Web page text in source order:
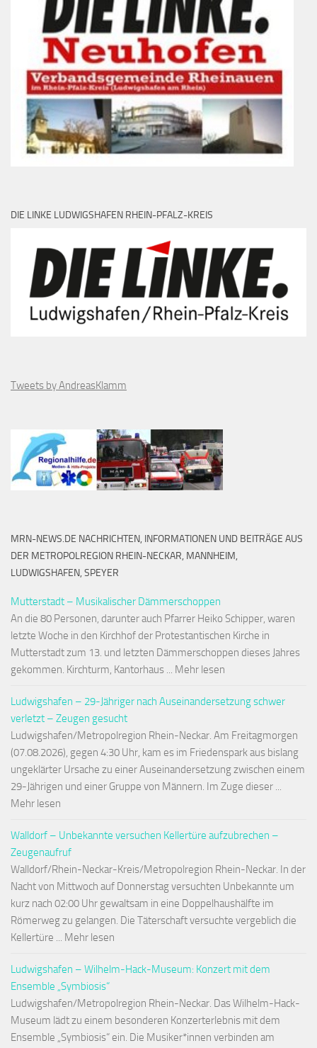
DIE LINKE LUDWIGSHAFEN RHEIN-PFALZ-KREIS
Tweets by AndreasKlamm
MRN-NEWS.DE NACHRICHTEN, INFORMATIONEN UND BEITRÄGE AUS
DER METROPOLREGION RHEIN-NECKAR, MANNHEIM,
LUDWIGSHAFEN, SPEYER
Mutterstadt – Musikalischer Dämmerschoppen
An die 80 Personen, darunter auch Pfarrer Heiko Schipper, waren
letzte Woche in den Kirchhof der Protestantischen Kirche in
Mutterstadt zum 13. und letzten Dämmerschoppen dieses Jahres
gekommen. Kirchturm, Kantorhaus ... Mehr lesen
Ludwigshafen – 29-Jähriger nach Auseinandersetzung schwer
verletzt – Zeugen gesucht
Ludwigshafen/Metropolregion Rhein-Neckar. Am Freitagmorgen
(07.08.2026), gegen 4:30 Uhr, kam es im Friedenspark aus bislang
ungeklärter Ursache zu einer Auseinandersetzung zwischen einem
29-Jährigen und einer Gruppe von Männern. Im Zuge dieser ...
Mehr lesen
Walldorf – Unbekannte versuchen Kellertüre aufzubrechen –
Zeugenaufruf
Walldorf/Rhein-Neckar-Kreis/Metropolregion Rhein-Neckar. In der
Nacht von Mittwoch auf Donnerstag versuchten Unbekannte um
kurz nach 02:00 Uhr gewaltsam in eine Doppelhaushälfte im
Römerweg zu gelangen. Die Täterschaft versuchte vergeblich die
Kellertüre ... Mehr lesen
Ludwigshafen – Wilhelm-Hack-Museum: Konzert mit dem
Ensemble „Symbiosis“
Ludwigshafen/Metropolregion Rhein-Neckar. Das Wilhelm-Hack-
Museum lädt zu einem besonderen Konzerterlebnis mit dem
Ensemble „Symbiosis“ ein. Die Musiker*innen verbinden am